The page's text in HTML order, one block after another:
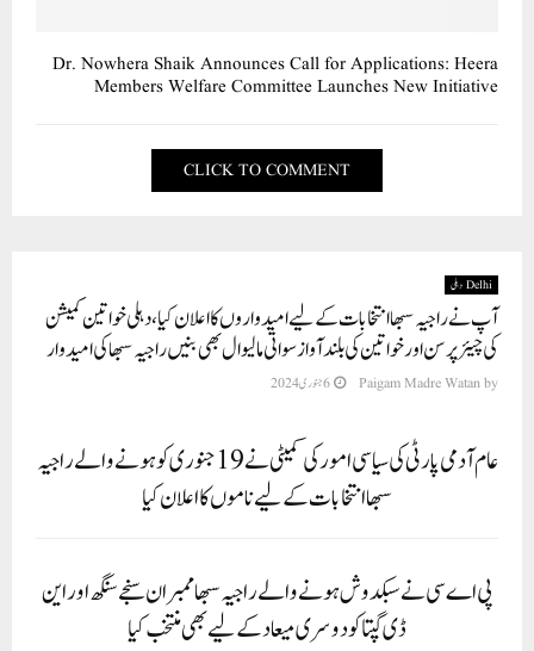
Dr. Nowhera Shaik Announces Call for Applications: Heera
Members Welfare Committee Launches New Initiative
CLICK TO COMMENT
Delhi دہلی
آپ نے راجیہ سبھا انتخابات کے لیے امیدواروں کا اعلان کیا، دہلی خواتین کمیشن
کی چیئرپرسن اور خواتین کی بلند آواز سواتی مالیوال بھی بنیں راجیہ سبھا کی امیدوار
by
Paigam Madre Watan 6 جنوری 2024
عام آدمی پارٹی کی سیاسی امور کی کمیٹی نے 19 جنوری کو ہونے والے راجیہ
سبھا انتخابات کے لیے ناموں کا اعلان کیا
پی اے سی نے سبکدوش ہونے والے راجیہ سبھا ممبران سنجے سنگھ اور این
ڈی گپتا کو دوسری میعاد کے لیے بھی منتخب کیا